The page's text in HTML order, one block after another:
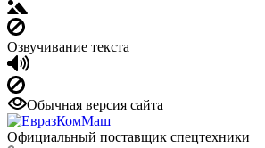
Озвучивание текста
Обычная версия сайта
Официальный поставщик спецтехники